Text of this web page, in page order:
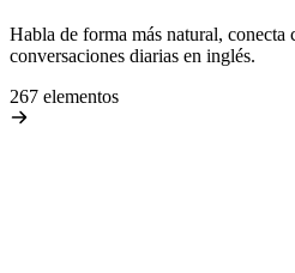
Habla de forma más natural,
conversaciones diarias en inglés.
267 elementos